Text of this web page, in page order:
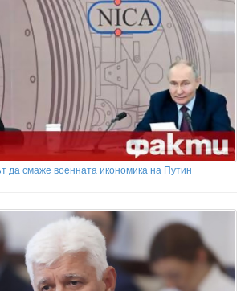
да смаже военната икономика на Путин